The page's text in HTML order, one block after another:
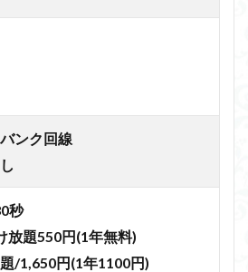
ンク回線
秒
放題550円(1年無料)
/1,650円(1年1100円)